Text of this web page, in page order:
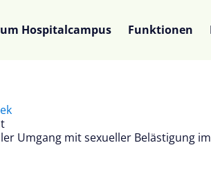
Hospitalcampus Funktionen
Umgang mit sexueller Belästigung